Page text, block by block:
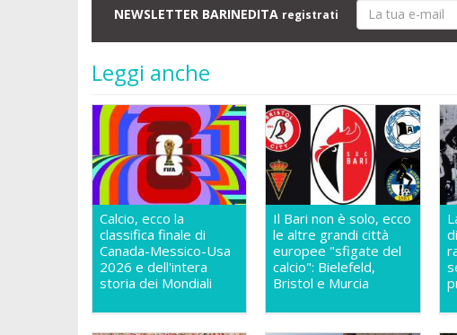
NEWSLETTER BARINEDITA registrati
Leggi anche
Calcio, ecco la
classifica finale di
Canada-Messico-Usa
2026 e dell'intera
storia dei Mondiali
Il Bari non è solo, ecco
le altre grandi città
europee "sfigate del
calcio": Bielefeld,
Bristol e Murcia